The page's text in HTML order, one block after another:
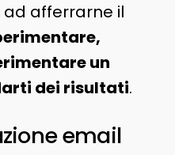
ad afferrarne il
un
dei risultati.
email